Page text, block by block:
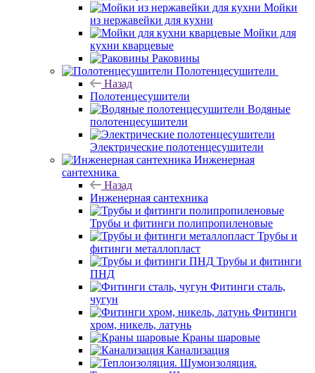
Мойки
из нержавейки для кухни
Мойки для
кухни кварцевые
Раковины
Полотенцесушители
Назад
Полотенцесушители
Водяные
полотенцесушители
Электрические полотенцесушители
Инженерная
сантехника
Назад
Инженерная сантехника
Трубы и фитинги полипропиленовые
Трубы и
фитинги металлопласт
Трубы и фитинги
ПНД
Фитинги сталь,
чугун
Фитинги
хром, никель, латунь
Краны шаровые
Канализация